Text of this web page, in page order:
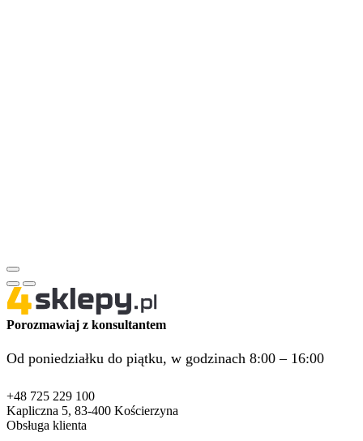
Porozmawiaj z konsultantem
Od poniedziałku do piątku, w godzinach 8:00 – 16:00
+48 725 229 100
Kapliczna 5, 83-400 Kościerzyna
Obsługa klienta